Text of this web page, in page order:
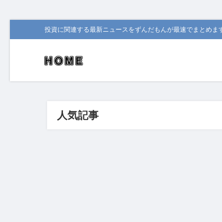
投資に関連する最新ニュースをずんだもんが最速でまとめま
人気記事